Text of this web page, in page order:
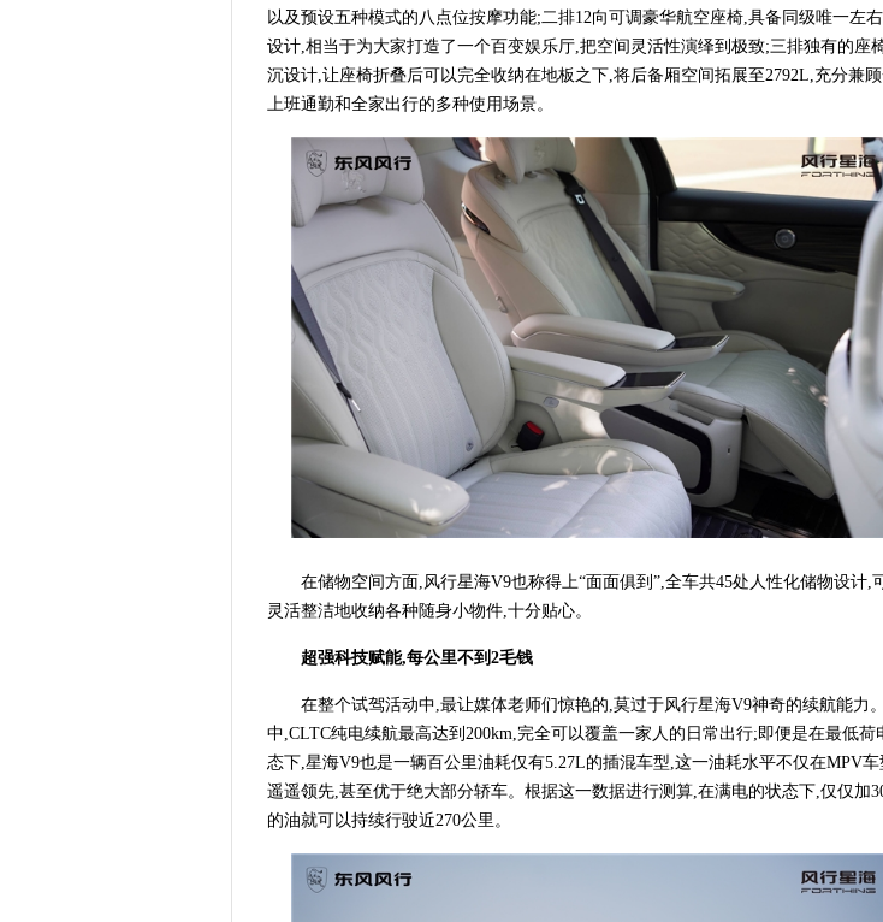
以及预设五种模式的八点位按摩功能;二排12向可调豪华航空座椅,具备同级唯一左
设计,相当于为大家打造了一个百变娱乐厅,把空间灵活性演绎到极致;三排独有的座
沉设计,让座椅折叠后可以完全收纳在地板之下,将后备厢空间拓展至2792L,充分兼顾
上班通勤和全家出行的多种使用场景。
在储物空间方面,风行星海V9也称得上“面面俱到”,全车共45处人性化储物设计,
灵活整洁地收纳各种随身小物件,十分贴心。
超强科技赋能,每公里不到2毛钱
在整个试驾活动中,最让媒体老师们惊艳的,莫过于风行星海V9神奇的续航能力
中,CLTC纯电续航最高达到200km,完全可以覆盖一家人的日常出行;即便是在最低荷
态下,星海V9也是一辆百公里油耗仅有5.27L的插混车型,这一油耗水平不仅在MPV车
遥遥领先,甚至优于绝大部分轿车。根据这一数据进行测算,在满电的状态下,仅仅加
的油就可以持续行驶近270公里。